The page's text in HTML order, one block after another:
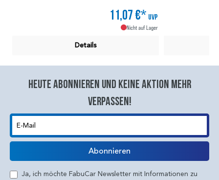
11,07 €* UVP
Nicht auf Lager
Details
Heute abonnieren und keine aktion mehr
verpassen!
E-Mail
Abonnieren
Ja, ich möchte FabuCar Newsletter mit Informationen zu